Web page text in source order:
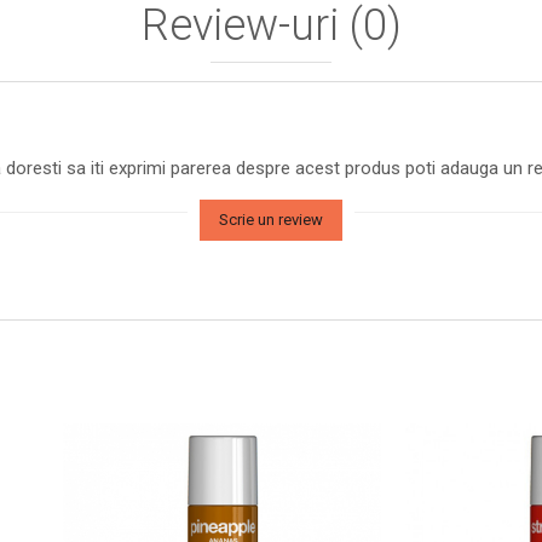
Review-uri (0)
doresti sa iti exprimi parerea despre acest produs poti adauga un
Scrie un review